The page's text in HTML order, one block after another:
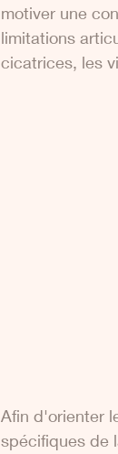
motiver une
limitations
cicatrices, les
Afin d'orienter
spécifiques de